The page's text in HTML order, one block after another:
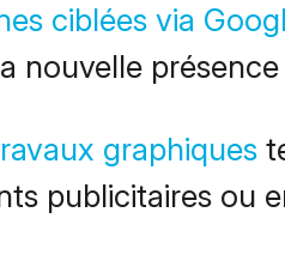
ciblées via
nouvelle
graphiques
publicitaires ou